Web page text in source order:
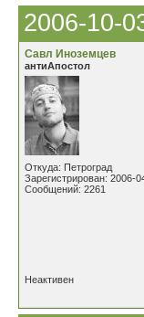
2006-10-
Савл Иноземцев
антиАпостол
Откуда: Петроград
Зарегистрирован: 2006-
Сообщений: 2261
Неактивен